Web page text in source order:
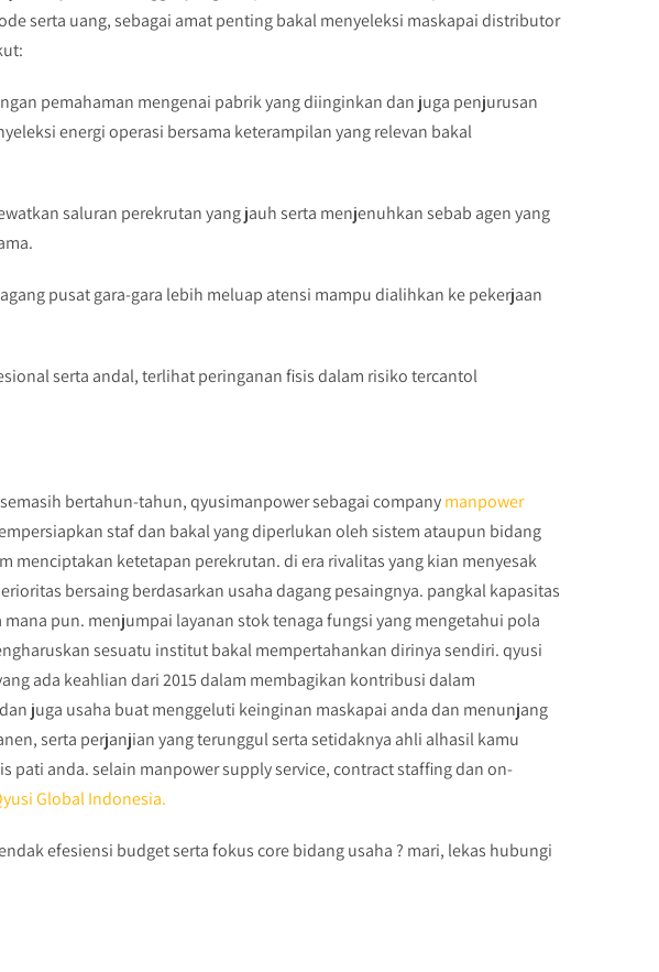
serta uang, sebagai amat penting bakal menyeleksi maskapai distributor
pemahaman mengenai pabrik yang diinginkan dan juga penjurusan
energi operasi bersama keterampilan yang relevan bakal
saluran perekrutan yang jauh serta menjenuhkan sebab agen yang
pusat gara-gara lebih meluap atensi mampu dialihkan ke pekerjaan
serta andal, terlihat peringanan fisis dalam risiko tercantol
bertahun-tahun, qyusimanpower sebagai companymanpower
staf dan bakal yang diperlukan oleh sistem ataupun bidang
menciptakan ketetapan perekrutan. di era rivalitas yang kian menyesak
bersaing berdasarkan usaha dagang pesaingnya. pangkal kapasitas
pun. menjumpai layanan stok tenaga fungsi yang mengetahui pola
sesuatu institut bakal mempertahankan dirinya sendiri. qyusi
ada keahlian dari 2015 dalam membagikan kontribusi dalam
juga usaha buat menggeluti keinginan maskapai anda dan menunjang
serta perjanjian yang terunggul serta setidaknya ahli alhasil kamu
pati anda. selain manpower supply service, contract staffing dan on-
Global Indonesia.
efesiensi budget serta fokus core bidang usaha ? mari, lekas hubungi